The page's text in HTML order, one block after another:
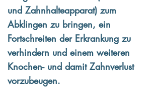
und Zahnhalteapparat) zum
Abklingen zu bringen, ein
Fortschreiten der Erkrankung zu
verhindern und einem weiteren
Knochen- und damit Zahnverlust
vorzubeugen.